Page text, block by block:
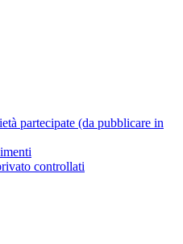
partecipate (da pubblicare in
controllati